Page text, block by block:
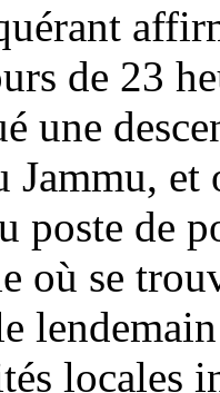
de 23
une
Jammu,
poste de
où se
locales